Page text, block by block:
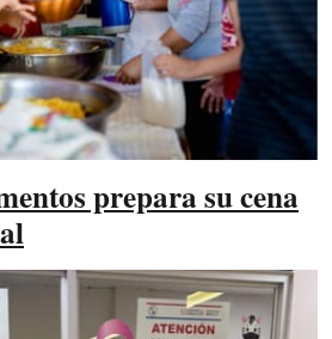
prepara su cena